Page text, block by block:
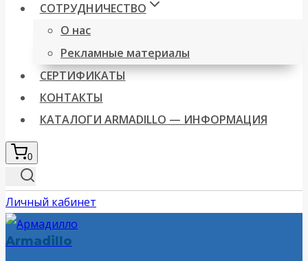
СОТРУДНИЧЕСТВО
О нас
Рекламные материалы
СЕРТИФИКАТЫ
КОНТАКТЫ
КАТАЛОГИ ARMADILLO — ИНФОРМАЦИЯ
0
Личный кабинет
Armadillo